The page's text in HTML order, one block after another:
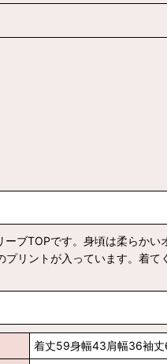
ブTOPです。身頃は柔らか
リントが入っています。着て
着丈59身幅43肩幅36袖